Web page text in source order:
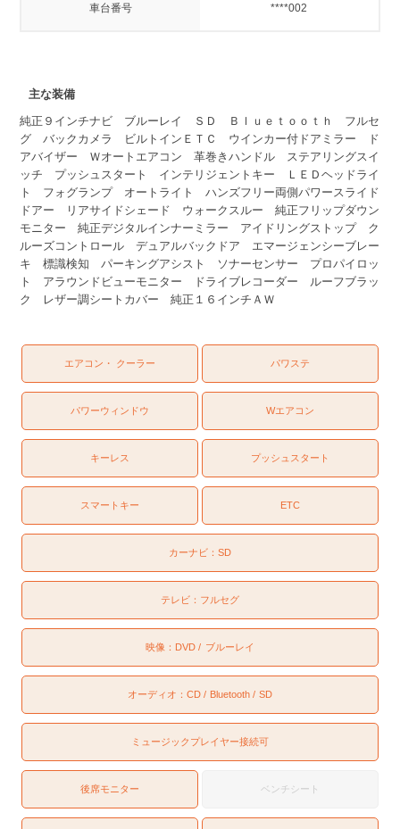
車台番号 ****002
主な装備
純正９インチナビ ブルーレイ ＳＤ Ｂｌｕｅｔｏｏｔｈ フルセ
グ バックカメラ ビルトインＥＴＣ ウインカー付ドアミラー ド
アバイザー Ｗオートエアコン 革巻きハンドル ステアリングスイ
ッチ プッシュスタート インテリジェントキー ＬＥＤヘッドライ
ト フォグランプ オートライト ハンズフリー両側パワースライド
ドアー リアサイドシェード ウォークスルー 純正フリップダウン
モニター 純正デジタルインナーミラー アイドリングストップ ク
ルーズコントロール デュアルバックドア エマージェンシーブレー
キ 標識検知 パーキングアシスト ソナーセンサー プロパイロッ
ト アラウンドビューモニター ドライブレコーダー ルーフブラッ
ク レザー調シートカバー 純正１６インチＡＷ
エアコン・ クーラー パワステ
パワーウィンドウ Wエアコン
キーレス プッシュスタート
スマートキー ETC
カーナビ： SD
テレビ： フルセグ
映像： DVD ブルーレイ
オーディオ： CD Bluetooth SD
ミュージックプレイヤー接続可
後席モニター ベンチシート